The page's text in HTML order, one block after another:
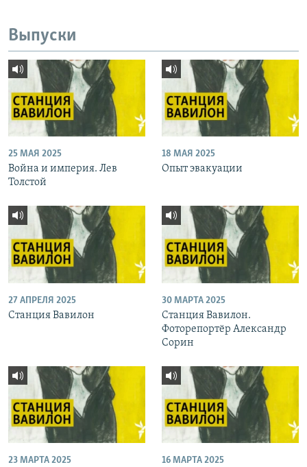
Выпуски
25 МАЯ 2025
Война и империя. Лев
Толстой
18 МАЯ 2025
Опыт эвакуации
27 АПРЕЛЯ 2025
Станция Вавилон
30 МАРТА 2025
Станция Вавилон.
Фоторепортёр Александр
Сорин
23 МАРТА 2025 16 МАРТА 2025